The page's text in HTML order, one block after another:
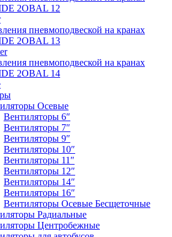
Осевые
Вентиляторы 6″
Вентиляторы 7″
Вентиляторы 9″
Вентиляторы 10″
Вентиляторы 11″
Вентиляторы 12″
Вентиляторы 14″
Вентиляторы 16″
Вентиляторы Осевые Бесщеточные
Радиальные
Центробежные